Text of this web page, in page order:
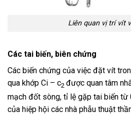
Liên quan vị trí vít
Các tai biến, biên chứng
Các biến chứng của việc đặt vít
qua khớp Ci – c2 được quan tâm
mạch đốt sòng, tỉ lệ gặp tai biến từ
của hiệp hội các nhà phẫu thuật